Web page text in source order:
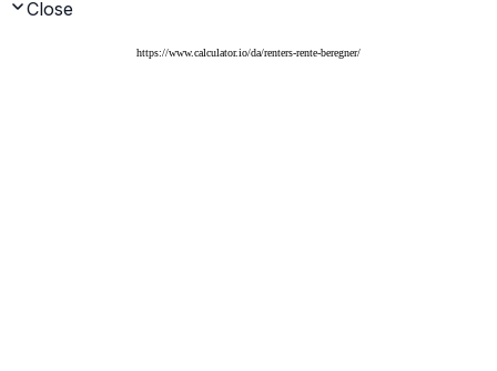
https://www.calculator.io/da/renters-rente-beregner/